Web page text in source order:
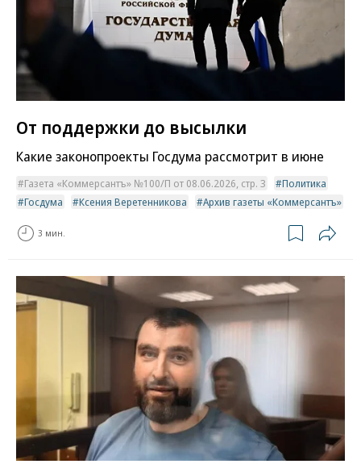
От поддержки до высылки
Какие законопроекты Госдума рассмотрит в июне
Газета «Коммерсантъ» №100/П от 08.06.2026, стр. 3
Политика
Госдума
Ксения Веретенникова Архив газеты «Коммерсантъ»
3 мин.